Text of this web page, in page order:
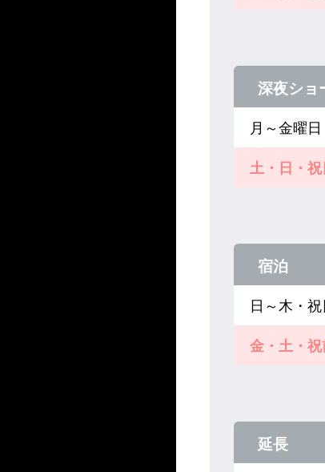
深夜ショ
月～金曜日
土・日・祝
宿泊
日～木・祝
金・土・祝
延長